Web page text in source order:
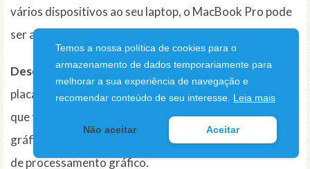
vários dispositivos ao seu laptop, o MacBook Pro pode
ser a melhor escolha.
Desempenho gráfico: O MacBook Pro conta com uma
placa gráfica mais avançada do que o MacBook Air, o
que traz benefícios para quem trabalha com design
gráfico, animação ou jogos que requerem maior poder
de processamento gráfico.
Temos a nossa política de cookies para o
armazenamento de dados temporariamente para
melhorar a sua experiência de navegação e
recomendar conteúdo de seu interesse. Leia mais
Não aceitar Aceitar